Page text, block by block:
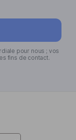
pour nous ; vos
fins de contact.